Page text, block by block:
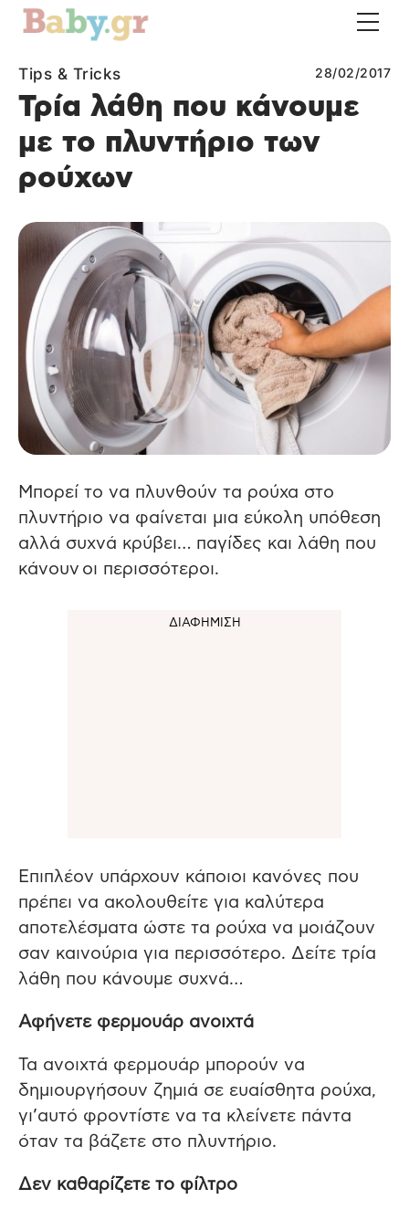
Tips & Tricks 28/02/2017
Τρία λάθη που κάνουμε
με το πλυντήριο των
ρούχων
Μπορεί το να πλυνθούν τα ρούχα στο
πλυντήριο να φαίνεται μια εύκολη υπόθεση
αλλά συχνά κρύβει… παγίδες και λάθη που
κάνουν οι περισσότεροι.
Επιπλέον υπάρχουν κάποιοι κανόνες που
πρέπει να ακολουθείτε για καλύτερα
αποτελέσματα ώστε τα ρούχα να μοιάζουν
σαν καινούρια για περισσότερο. Δείτε τρία
λάθη που κάνουμε συχνά…
Αφήνετε φερμουάρ ανοιχτά
Τα ανοιχτά φερμουάρ μπορούν να
δημιουργήσουν ζημιά σε ευαίσθητα ρούχα,
γι’αυτό φροντίστε να τα κλείνετε πάντα
όταν τα βάζετε στο πλυντήριο.
Δεν καθαρίζετε το φίλτρο